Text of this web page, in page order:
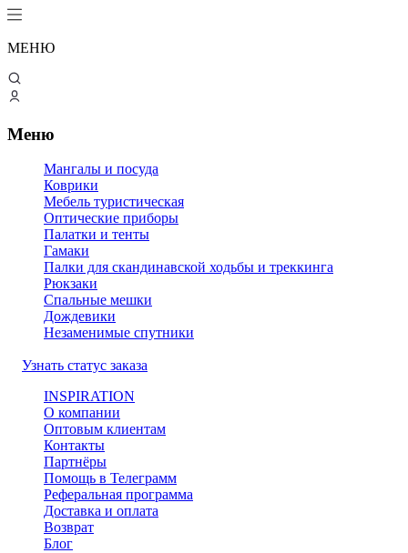
МЕНЮ
Меню
Мангалы и посуда
Коврики
Мебель туристическая
Оптические приборы
Палатки и тенты
Гамаки
Палки для скандинавской ходьбы и треккинга
Рюкзаки
Спальные мешки
Дождевики
Незаменимые спутники
Узнать статус заказа
INSPIRATION
О компании
Оптовым клиентам
Контакты
Партнёры
Помощь в Телеграмм
Реферальная программа
Доставка и оплата
Возврат
Блог